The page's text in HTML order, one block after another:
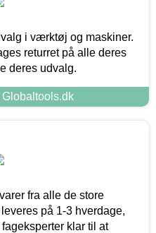
i værktøj og maskiner.
returret på alle deres
deres udvalg.
fra alle de store
på 1-3 hverdage,
klar til at